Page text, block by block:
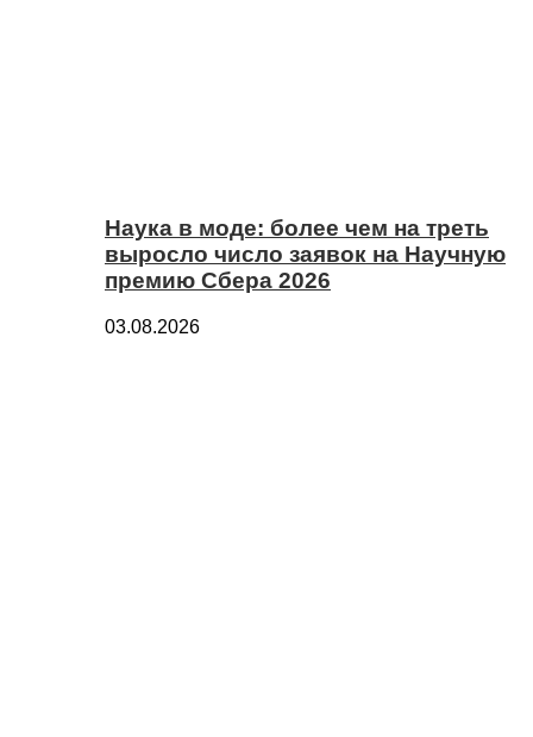
Наука в моде: более чем на треть
выросло число заявок на Научную
премию Сбера 2026
03.08.2026